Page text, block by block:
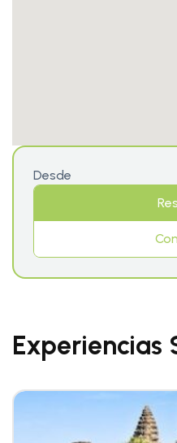
Desde
Experiencias